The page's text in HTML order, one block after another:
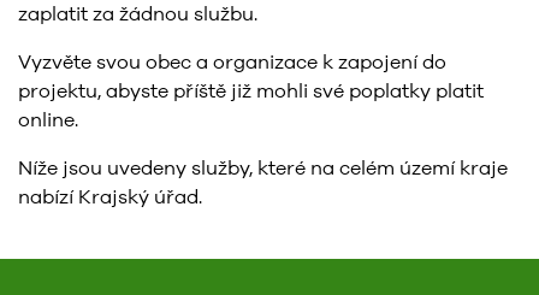
zaplatit za žádnou službu.
Vyzvěte svou obec a organizace k zapojení do
projektu, abyste příště již mohli své poplatky platit
online.
Níže jsou uvedeny služby, které na celém území kraje
nabízí Krajský úřad.